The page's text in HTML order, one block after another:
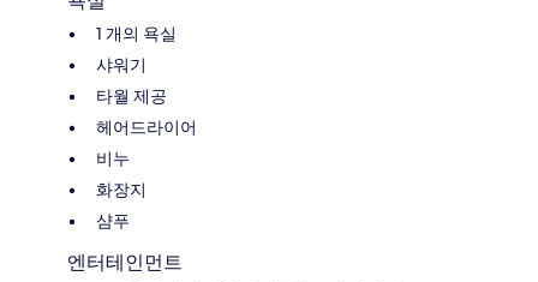
1 개의 욕실
샤워기
타월 제공
헤어드라이어
비누
화장지
샴푸
엔터테인먼트